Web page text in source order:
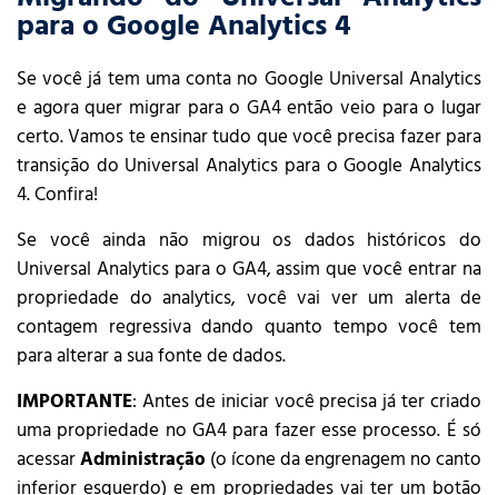
para o Google Analytics 4
Se você já tem uma conta no Google Universal Analytics
e agora quer migrar para o GA4 então veio para o lugar
certo. Vamos te ensinar tudo que você precisa fazer para
transição do Universal Analytics para o Google Analytics
4. Confira!
Se você ainda não migrou os dados históricos do
Universal Analytics para o GA4, assim que você entrar na
propriedade do analytics, você vai ver um alerta de
contagem regressiva dando quanto tempo você tem
para alterar a sua fonte de dados.
IMPORTANTE: Antes de iniciar você precisa já ter criado
uma propriedade no GA4 para fazer esse processo. É só
acessarAdministração (o ícone da engrenagem no canto
inferior esquerdo) e em propriedades vai ter um botão